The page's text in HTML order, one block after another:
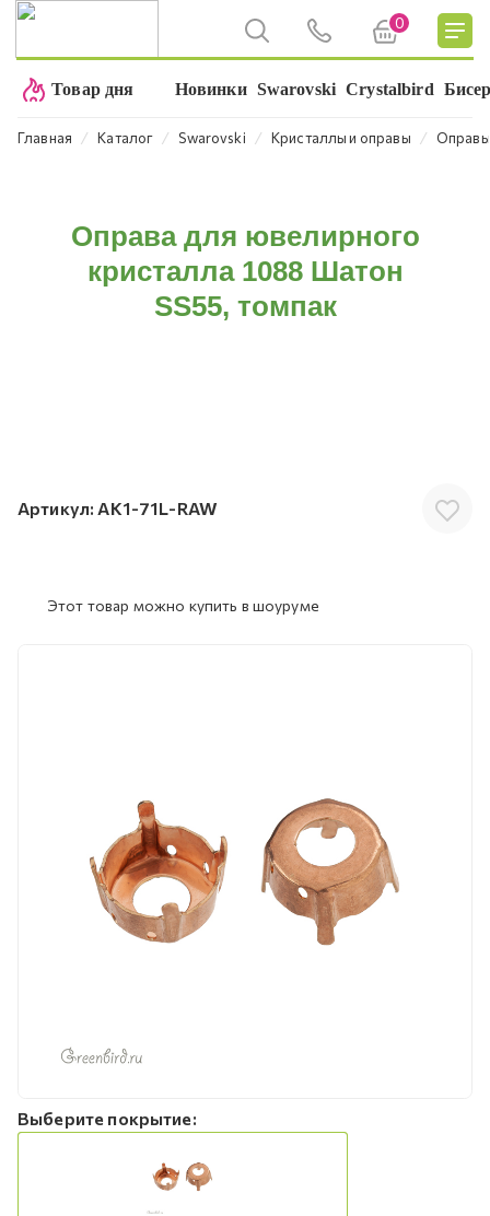
0
Товар дня Новинки Swarovski Crystalbird
Главная ⁄ Каталог ⁄ Swarovski ⁄ Кристаллы и оправы ⁄ Оправы
Оправа для ювелирного
кристалла 1088 Шатон
SS55, томпак
Артикул: AK1-71L-RAW
Этот товар можно купить в шоуруме
Выберите покрытие: